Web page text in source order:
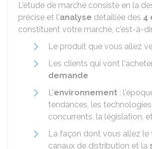
L'étude de marché consiste en la
précise et l'analyse détaillée des 4
constituent votre marché, c'est-à-
Le produit que vous allez
Les clients qui vont
demande
L'environnement :
tendances, les
concurrents, la législation,
La façon dont vous allez le
canaux de distribution et la